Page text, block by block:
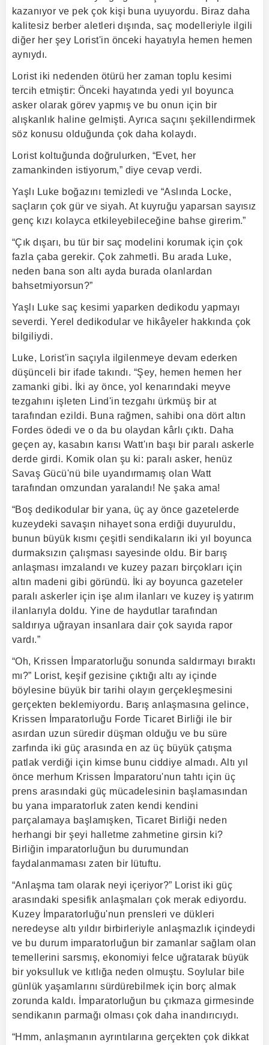
kazanıyor ve pek çok kişi buna uyuyordu. Biraz daha
kalitesiz berber aletleri dışında, saç modelleriyle ilgili
diğer her şey Lorist'in önceki hayatıyla hemen hemen
aynıydı.
Lorist iki nedenden ötürü her zaman toplu kesimi
tercih etmiştir: Önceki hayatında yedi yıl boyunca
asker olarak görev yapmış ve bu onun için bir
alışkanlık haline gelmişti. Ayrıca saçını şekillendirmek
söz konusu olduğunda çok daha kolaydı.
Lorist koltuğunda doğrulurken, “Evet, her
zamankinden istiyorum,” diye cevap verdi.
Yaşlı Luke boğazını temizledi ve “Aslında Locke,
saçların çok gür ve siyah. At kuyruğu yaparsan sayısız
genç kızı kolayca etkileyebileceğine bahse girerim.”
“Çık dışarı, bu tür bir saç modelini korumak için çok
fazla çaba gerekir. Çok zahmetli. Bu arada Luke,
neden bana son altı ayda burada olanlardan
bahsetmiyorsun?”
Yaşlı Luke saç kesimi yaparken dedikodu yapmayı
severdi. Yerel dedikodular ve hikâyeler hakkında çok
bilgiliydi.
Luke, Lorist'in saçıyla ilgilenmeye devam ederken
düşünceli bir ifade takındı. “Şey, hemen hemen her
zamanki gibi. İki ay önce, yol kenarındaki meyve
tezgahını işleten Lind'in tezgahı ürkmüş bir at
tarafından ezildi. Buna rağmen, sahibi ona dört altın
Fordes ödedi ve o da bu olaydan kârlı çıktı. Daha
geçen ay, kasabın karısı Watt'ın başı bir paralı askerle
derde girdi. Komik olan şu ki: paralı asker, henüz
Savaş Gücü'nü bile uyandırmamış olan Watt
tarafından omzundan yaralandı! Ne şaka ama!
“Boş dedikodular bir yana, üç ay önce gazetelerde
kuzeydeki savaşın nihayet sona erdiği duyuruldu,
bunun büyük kısmı çeşitli sendikaların iki yıl boyunca
durmaksızın çalışması sayesinde oldu. Bir barış
anlaşması imzalandı ve kuzey pazarı birçokları için
altın madeni gibi göründü. İki ay boyunca gazeteler
paralı askerler için işe alım ilanları ve kuzey iş yatırım
ilanlarıyla doldu. Yine de haydutlar tarafından
saldırıya uğrayan insanlara dair çok sayıda rapor
vardı.”
“Oh, Krissen İmparatorluğu sonunda saldırmayı bıraktı
mı?” Lorist, keşif gezisine çıktığı altı ay içinde
böylesine büyük bir tarihi olayın gerçekleşmesini
gerçekten beklemiyordu. Barış anlaşmasına gelince,
Krissen İmparatorluğu Forde Ticaret Birliği ile bir
asırdan uzun süredir düşman olduğu ve bu süre
zarfında iki güç arasında en az üç büyük çatışma
patlak verdiği için kimse bunu ciddiye almadı. Altı yıl
önce merhum Krissen İmparatoru'nun tahtı için üç
prens arasındaki güç mücadelesinin başlamasından
bu yana imparatorluk zaten kendi kendini
parçalamaya başlamışken, Ticaret Birliği neden
herhangi bir şeyi halletme zahmetine girsin ki?
Birliğin imparatorluğun bu durumundan
faydalanmaması zaten bir lütuftu.
“Anlaşma tam olarak neyi içeriyor?” Lorist iki güç
arasındaki spesifik anlaşmaları çok merak ediyordu.
Kuzey İmparatorluğu'nun prensleri ve dükleri
neredeyse altı yıldır birbirleriyle anlaşmazlık içindeydi
ve bu durum imparatorluğun bir zamanlar sağlam olan
temellerini sarsmış, ekonomiyi felce uğratarak büyük
bir yoksulluk ve kıtlığa neden olmuştu. Soylular bile
günlük yaşamlarını sürdürebilmek için borç almak
zorunda kaldı. İmparatorluğun bu çıkmaza girmesinde
sendikanın parmağı olması çok daha inandırıcıydı.
“Hmm, anlaşmanın ayrıntılarına gerçekten çok dikkat